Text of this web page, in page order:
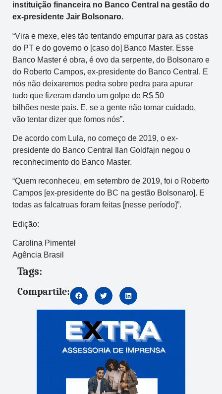
instituição financeira no Banco Central na gestão do
ex-presidente Jair Bolsonaro.
“Vira e mexe, eles tão tentando empurrar para as costas
do PT e do governo o [caso do] Banco Master. Esse
Banco Master é obra, é ovo da serpente, do Bolsonaro e
do Roberto Campos, ex-presidente do Banco Central. E
nós não deixaremos pedra sobre pedra para apurar
tudo que fizeram dando um golpe de R$ 50
bilhões neste país. E, se a gente não tomar cuidado,
vão tentar dizer que fomos nós”.
De acordo com Lula, no começo de 2019, o ex-
presidente do Banco Central Ilan Goldfajn negou o
reconhecimento do Banco Master.
“Quem reconheceu, em setembro de 2019, foi o Roberto
Campos [ex-presidente do BC na gestão Bolsonaro]. E
todas as falcatruas foram feitas [nesse período]”.
Edição:
Carolina Pimentel
Agência Brasil
Tags:
Compartile: